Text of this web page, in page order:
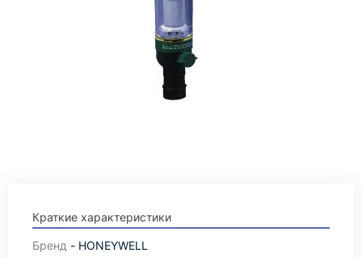
Краткие характеристики
Бренд - HONEYWELL